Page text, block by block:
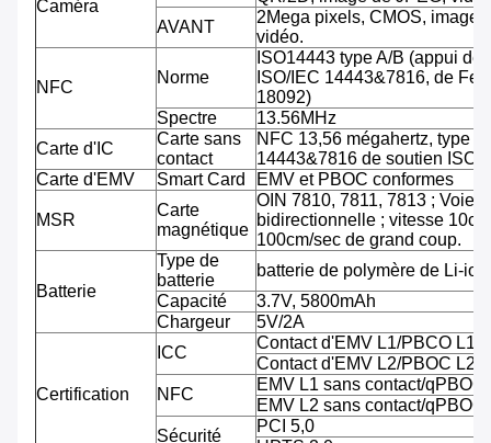
Caméra
AVANT
2Mega pixels, CMOS, image
vidéo.
NFC
Norme
ISO14443 type A/B (appui de
ISO/IEC 14443&7816, de
18092)
Spectre
13.56MHz
Carte d'IC
Carte sans
contact
NFC 13,56 mégahertz, type
14443&7816 de soutien ISO/
Carte d'EMV
Smart Card EMV et PBOC conformes
MSR
Carte
magnétique
OIN 7810, 7811, 7813 ; Voie
bidirectionnelle ; vitesse
100cm/sec de grand coup.
Batterie
Type de
batterie
batterie de polymère de Li-ion
Capacité
3.7V, 5800mAh
Chargeur
5V/2A
Certification
ICC
Contact d'EMV L1/PBCO L1
Contact d'EMV L2/PBOC L2
NFC
EMV L1 sans contact/qPBOC
EMV L2 sans contact/qPBOC
Sécurité
PCI 5,0